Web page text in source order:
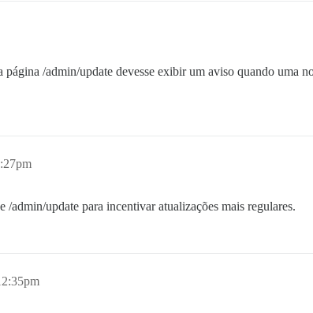
/admin/update devesse exibir um aviso quando uma
admin/update para incentivar atualizações mais regulares.